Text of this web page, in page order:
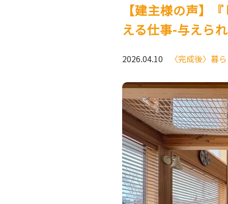
【建主様の声】
える仕事-与えら
2026.04.10 〈完成後〉暮